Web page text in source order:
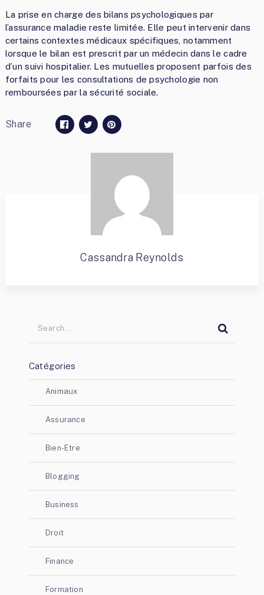
La prise en charge des bilans psychologiques par
l’assurance maladie reste limitée. Elle peut intervenir dans
certains contextes médicaux spécifiques, notamment
lorsque le bilan est prescrit par un médecin dans le cadre
d’un suivi hospitalier. Les mutuelles proposent parfois des
forfaits pour les consultations de psychologie non
remboursées par la sécurité sociale.
Share
Cassandra Reynolds
Catégories
Animaux
Assurance
Bien-Etre
Blogging
Business
Droit
Finance
Formation